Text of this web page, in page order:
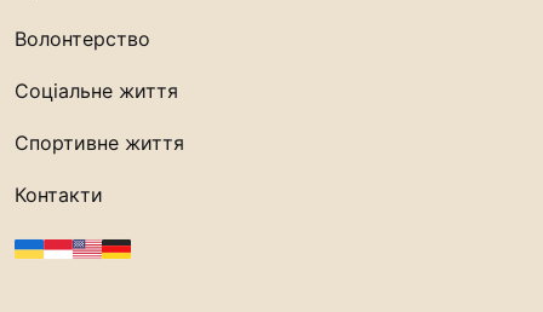
Волонтерство
Соціальне життя
Спортивне життя
Контакти